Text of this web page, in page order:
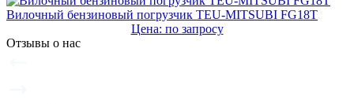
Вилочный бензиновый погрузчик TEU-MITSUBI FG18T
Цена: по запросу
Отзывы о нас